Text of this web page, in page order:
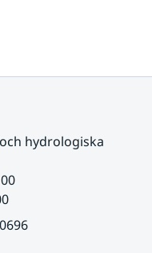
hydrologiska